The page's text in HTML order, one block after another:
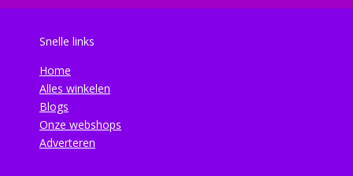
Snelle links
Home
Alles winkelen
Blogs
Onze webshops
Adverteren